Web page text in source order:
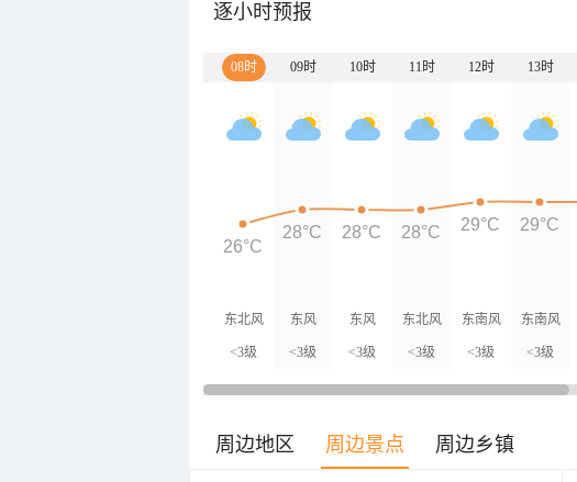
逐小时预报
08时 09时 10时 11时 12时 13时
东北风
<3级
东风
<3级
东风
<3级
东北风
<3级
东南风
<3级
东南风
<3级
26°C
28°C 28°C 28°C 29°C 29°C
周边地区 周边景点 周边乡镇